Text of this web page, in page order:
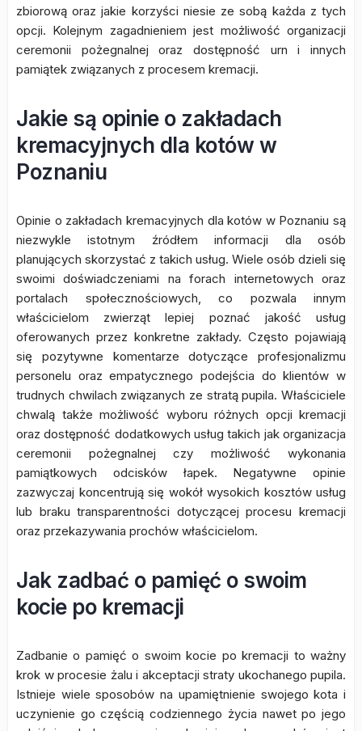
zbiorową oraz jakie korzyści niesie ze sobą każda z tych
opcji. Kolejnym zagadnieniem jest możliwość organizacji
ceremonii pożegnalnej oraz dostępność urn i innych
pamiątek związanych z procesem kremacji.
Jakie są opinie o zakładach
kremacyjnych dla kotów w
Poznaniu
Opinie o zakładach kremacyjnych dla kotów w Poznaniu są
niezwykle istotnym źródłem informacji dla osób
planujących skorzystać z takich usług. Wiele osób dzieli się
swoimi doświadczeniami na forach internetowych oraz
portalach społecznościowych, co pozwala innym
właścicielom zwierząt lepiej poznać jakość usług
oferowanych przez konkretne zakłady. Często pojawiają
się pozytywne komentarze dotyczące profesjonalizmu
personelu oraz empatycznego podejścia do klientów w
trudnych chwilach związanych ze stratą pupila. Właściciele
chwalą także możliwość wyboru różnych opcji kremacji
oraz dostępność dodatkowych usług takich jak organizacja
ceremonii pożegnalnej czy możliwość wykonania
pamiątkowych odcisków łapek. Negatywne opinie
zazwyczaj koncentrują się wokół wysokich kosztów usług
lub braku transparentności dotyczącej procesu kremacji
oraz przekazywania prochów właścicielom.
Jak zadbać o pamięć o swoim
kocie po kremacji
Zadbanie o pamięć o swoim kocie po kremacji to ważny
krok w procesie żalu i akceptacji straty ukochanego pupila.
Istnieje wiele sposobów na upamiętnienie swojego kota i
uczynienie go częścią codziennego życia nawet po jego